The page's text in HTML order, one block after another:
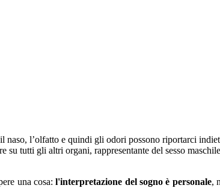
l’olfatto e quindi gli odori possono riportarci
tutti gli altri organi, rappresentante del sesso
una cosa:l'interpretazione del sogno è personale,